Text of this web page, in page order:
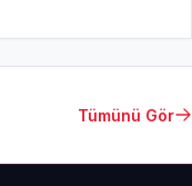
Tümünü Gör